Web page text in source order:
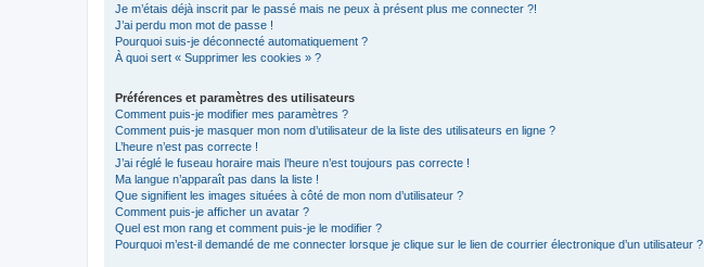
Je m’étais déjà inscrit par le passé mais ne peux à présent plus me connecter ?!
J’ai perdu mon mot de passe !
Pourquoi suis-je déconnecté automatiquement ?
À quoi sert « Supprimer les cookies » ?
Préférences et paramètres des utilisateurs
Comment puis-je modifier mes paramètres ?
Comment puis-je masquer mon nom d’utilisateur de la liste des utilisateurs en ligne ?
L’heure n’est pas correcte !
J’ai réglé le fuseau horaire mais l’heure n’est toujours pas correcte !
Ma langue n’apparaît pas dans la liste !
Que signifient les images situées à côté de mon nom d’utilisateur ?
Comment puis-je afficher un avatar ?
Quel est mon rang et comment puis-je le modifier ?
Pourquoi m’est-il demandé de me connecter lorsque je clique sur le lien de courrier électronique d’un utilisateur ?